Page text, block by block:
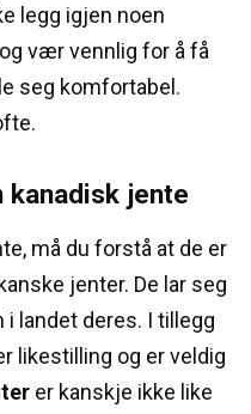
legg igjen noen
vær vennlig for å få
seg komfortabel.
jente
må du forstå at de er
jenter. De lar seg
i landet deres. I tillegg
likestilling og er veldig
er kanskje ikke like